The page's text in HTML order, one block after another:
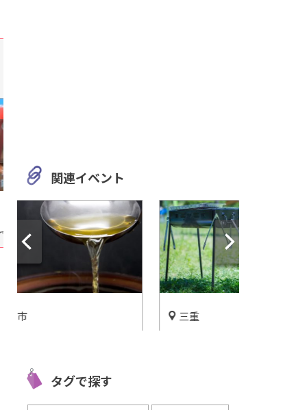
静岡
一風変わった石たちと出会え
る「奇石博物館」をご紹介！
静岡
伊豆半島ジオパーク
アム「ジオリア」で
見て、伊豆の成り立
関連イベント
開催中
タグで探す